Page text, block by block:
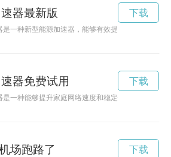
器最新版
是一种新型能源加速器，能够有效提高能源转换效率
下载
器免费试用
是一种能够提升家庭网络速度和稳定性的设备，通
下载
场跑路了 下载